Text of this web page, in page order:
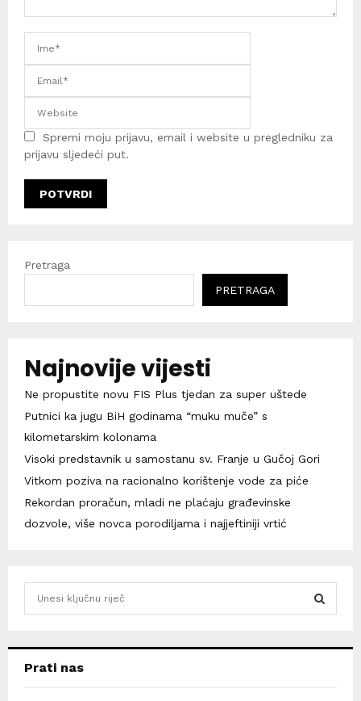
Spremi moju prijavu, email i website u pregledniku za
prijavu sljedeći put.
Pretraga
PRETRAGA
Najnovije vijesti
Ne propustite novu FIS Plus tjedan za super uštede
Putnici ka jugu BiH godinama “muku muče” s
kilometarskim kolonama
Visoki predstavnik u samostanu sv. Franje u Gučoj Gori
Vitkom poziva na racionalno korištenje vode za piće
Rekordan proračun, mladi ne plaćaju građevinske
dozvole, više novca porodiljama i najjeftiniji vrtić
hPrati nas